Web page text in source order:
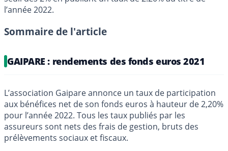
l’année 2022.
Sommaire de l'article
GAIPARE : rendements des fonds euros 2021
L’association Gaipare annonce un taux de participation
aux bénéfices net de son fonds euros à hauteur de 2,20%
pour l’année 2022. Tous les taux publiés par les
assureurs sont nets des frais de gestion, bruts des
prélèvements sociaux et fiscaux.